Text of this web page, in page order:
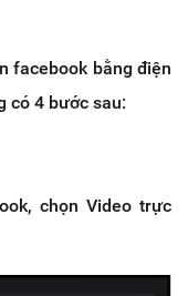
facebook bằng điện
có 4 bước sau:
chọn Video trực